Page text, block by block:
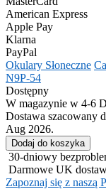
American Express
Apple Pay
Klarna
PayPal
Okulary Słoneczne
N9P-54
Dostępny
W magazynie w 4-6
Dostawa szacowany
Aug 2026.
30-dniowy
Darmowe UK
Zapoznaj się z naszą